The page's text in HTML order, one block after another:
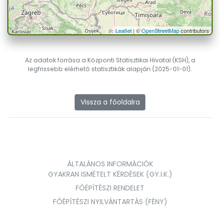
Leaflet| ©OpenStreetMapcontributors
Az adatok forrása a Központi Statisztikai Hivatal (KSH), a
legfrissebb elérhető statisztikák alapján (2025-01-01).
Vissza a főoldalra
ÁLTALÁNOS INFORMÁCIÓK
GYAKRAN ISMÉTELT KÉRDÉSEK (GY.I.K.)
FŐÉPÍTÉSZI RENDELET
FŐÉPÍTÉSZI NYILVÁNTARTÁS (FÉNY)